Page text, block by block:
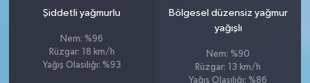
Şiddetli yağmurlu
Nem: %96
Rüzgar: 18 km/h
Yağış Olasılığı: %93
Bölgesel düzensiz yağmur
yağışlı
Nem: %90
Rüzgar: 13 km/h
Yağış Olasılığı: %86